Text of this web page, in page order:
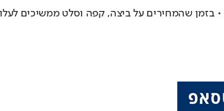
בבתי הקפה, הפכה לעסק יקר במיוחד שמגיע ל־159 לארוחה זוגית • בזמן